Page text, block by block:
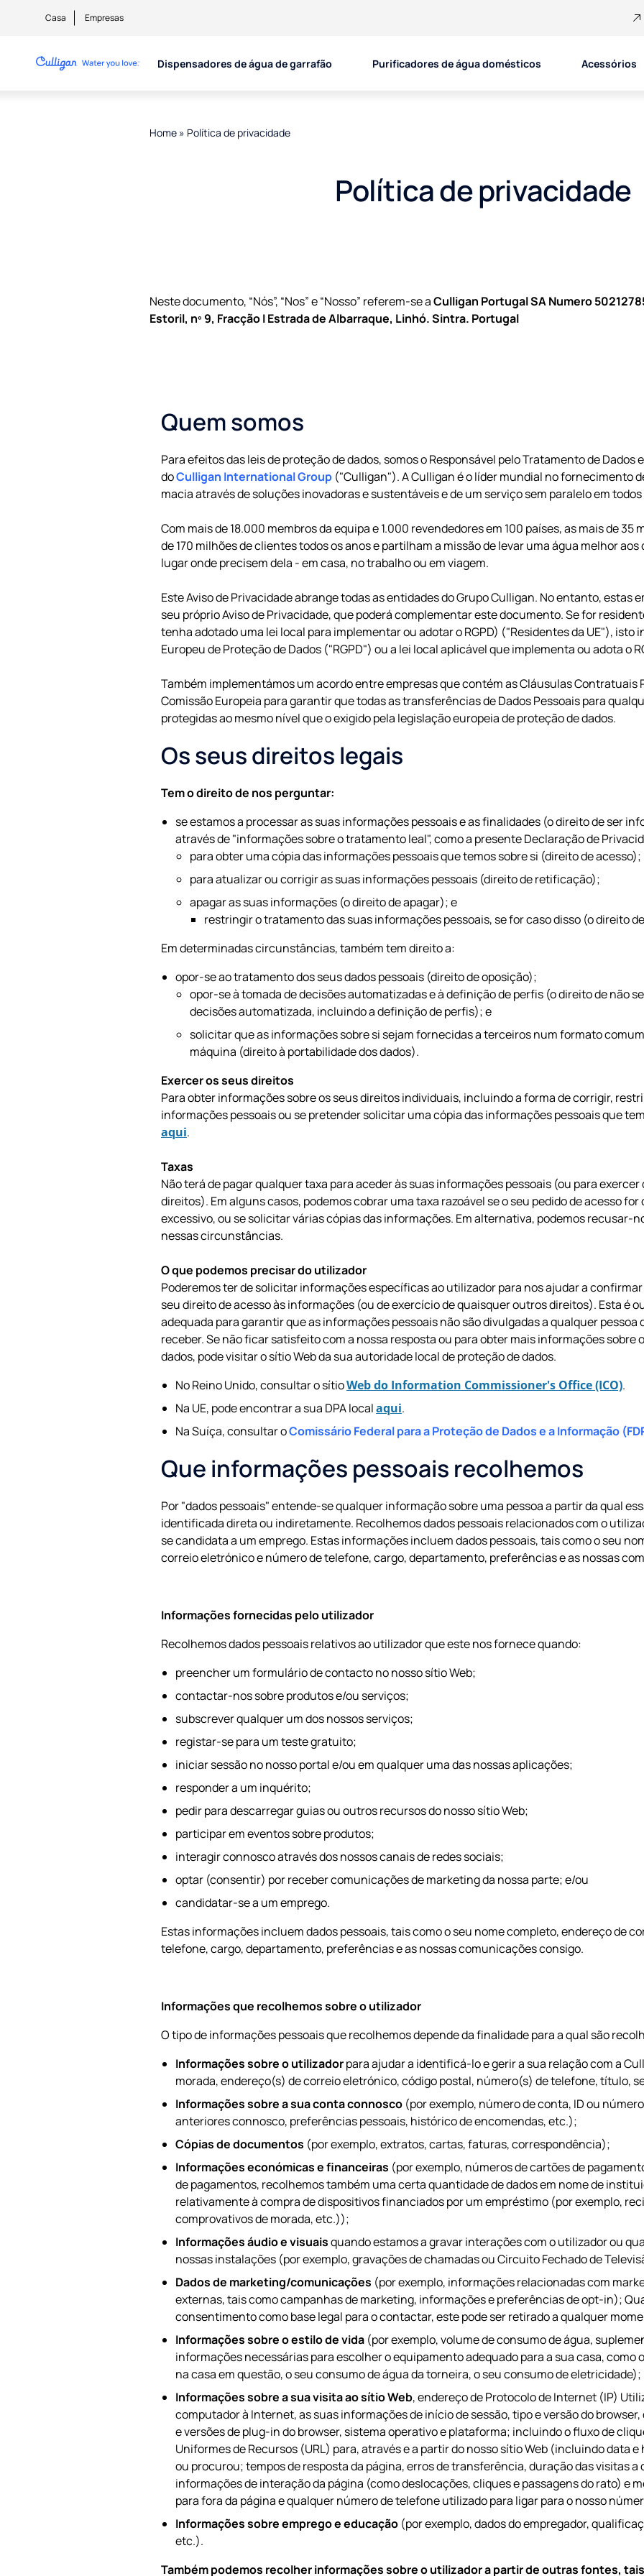
Casa Empresas
Dispensadores de água de garrafão Purificadores de água domésticos Acessórios
Home » Política de privacidade
Política de privacidade
Neste documento, “Nós”, “Nos” e “Nosso” referem-se aCulligan Portugal SA Numero
Estoril, nº 9, Fracção I Estrada de Albarraque, Linhó. Sintra. Portugal
Quem somos
Para efeitos das leis de proteção de dados, somos o Responsável pelo Tratamento de Dados
doCulligan International Group ("Culligan"). A Culligan é o líder mundial no fornecimento
macia através de soluções inovadoras e sustentáveis e de um serviço sem paralelo em
Com mais de 18.000 membros da equipa e 1.000 revendedores em 100 países, as mais de 35
de 170 milhões de clientes todos os anos e partilham a missão de levar uma água melhor
lugar onde precisem dela - em casa, no trabalho ou em viagem.
Este Aviso de Privacidade abrange todas as entidades do Grupo Culligan. No entanto, estas
seu próprio Aviso de Privacidade, que poderá complementar este documento. Se for
tenha adotado uma lei local para implementar ou adotar o RGPD) ("Residentes da UE"), isto
Europeu de Proteção de Dados ("RGPD") ou a lei local aplicável que implementa ou adota o
Também implementámos um acordo entre empresas que contém as Cláusulas Contratuais
Comissão Europeia para garantir que todas as transferências de Dados Pessoais para
protegidas ao mesmo nível que o exigido pela legislação europeia de proteção de dados.
Os seus direitos legais
Tem o direito de nos perguntar:
se estamos a processar as suas informações pessoais e as finalidades (o direito de ser
através de "informações sobre o tratamento leal", como a presente Declaração de
para obter uma cópia das informações pessoais que temos sobre si (direito de acesso);
para atualizar ou corrigir as suas informações pessoais (direito de retificação);
apagar as suas informações (o direito de apagar); e
restringir o tratamento das suas informações pessoais, se for caso disso (o direito
Em determinadas circunstâncias, também tem direito a:
opor-se ao tratamento dos seus dados pessoais (direito de oposição);
opor-se à tomada de decisões automatizadas e à definição de perfis (o direito de não
decisões automatizada, incluindo a definição de perfis); e
solicitar que as informações sobre si sejam fornecidas a terceiros num formato
máquina (direito à portabilidade dos dados).
Exercer os seus direitos
Para obter informações sobre os seus direitos individuais, incluindo a forma de corrigir,
informações pessoais ou se pretender solicitar uma cópia das informações pessoais que
aqui.
Taxas
Não terá de pagar qualquer taxa para aceder às suas informações pessoais (ou para
direitos). Em alguns casos, podemos cobrar uma taxa razoável se o seu pedido de acesso
excessivo, ou se solicitar várias cópias das informações. Em alternativa, podemos recusar-
nessas circunstâncias.
O que podemos precisar do utilizador
Poderemos ter de solicitar informações específicas ao utilizador para nos ajudar a
seu direito de acesso às informações (ou de exercício de quaisquer outros direitos). Esta é
adequada para garantir que as informações pessoais não são divulgadas a qualquer pessoa
receber. Se não ficar satisfeito com a nossa resposta ou para obter mais informações sobre
dados, pode visitar o sítio Web da sua autoridade local de proteção de dados.
No Reino Unido, consultar o sítioWeb do Information Commissioner's Office (ICO).
Na UE, pode encontrar a sua DPA localaqui.
Na Suíça, consultar oComissário Federal para a Proteção de Dados e a Informação
Que informações pessoais recolhemos
Por "dados pessoais" entende-se qualquer informação sobre uma pessoa a partir da qual
identificada direta ou indiretamente. Recolhemos dados pessoais relacionados com o
se candidata a um emprego. Estas informações incluem dados pessoais, tais como o seu
correio eletrónico e número de telefone, cargo, departamento, preferências e as nossas
Informações fornecidas pelo utilizador
Recolhemos dados pessoais relativos ao utilizador que este nos fornece quando:
preencher um formulário de contacto no nosso sítio Web;
contactar-nos sobre produtos e/ou serviços;
subscrever qualquer um dos nossos serviços;
registar-se para um teste gratuito;
iniciar sessão no nosso portal e/ou em qualquer uma das nossas aplicações;
responder a um inquérito;
pedir para descarregar guias ou outros recursos do nosso sítio Web;
participar em eventos sobre produtos;
interagir connosco através dos nossos canais de redes sociais;
optar (consentir) por receber comunicações de marketing da nossa parte; e/ou
candidatar-se a um emprego.
Estas informações incluem dados pessoais, tais como o seu nome completo, endereço de
telefone, cargo, departamento, preferências e as nossas comunicações consigo.
Informações que recolhemos sobre o utilizador
O tipo de informações pessoais que recolhemos depende da finalidade para a qual são
Informações sobre o utilizadorpara ajudar a identificá-lo e gerir a sua relação com a
morada, endereço(s) de correio eletrónico, código postal, número(s) de telefone, título,
Informações sobre a sua conta connosco (por exemplo, número de conta, ID ou
anteriores connosco, preferências pessoais, histórico de encomendas, etc.);
Cópias de documentos (por exemplo, extratos, cartas, faturas, correspondência);
Informações económicas e financeiras (por exemplo, números de cartões de
de pagamentos, recolhemos também uma certa quantidade de dados em nome de
relativamente à compra de dispositivos financiados por um empréstimo (por exemplo,
comprovativos de morada, etc.));
Informações áudio e visuaisquando estamos a gravar interações com o utilizador ou
nossas instalações (por exemplo, gravações de chamadas ou Circuito Fechado de
Dados de marketing/comunicações (por exemplo, informações relacionadas com
externas, tais como campanhas de marketing, informações e preferências de opt-in);
consentimento como base legal para o contactar, este pode ser retirado a qualquer
Informações sobre o estilo de vida (por exemplo, volume de consumo de água,
informações necessárias para escolher o equipamento adequado para a sua casa, como
na casa em questão, o seu consumo de água da torneira, o seu consumo de eletricidade);
Informações sobre a sua visita ao sítio Web, endereço de Protocolo de Internet (IP)
computador à Internet, as suas informações de início de sessão, tipo e versão do
e versões de plug-in do browser, sistema operativo e plataforma; incluindo o fluxo de
Uniformes de Recursos (URL) para, através e a partir do nosso sítio Web (incluindo data
ou procurou; tempos de resposta da página, erros de transferência, duração das visitas a
informações de interação da página (como deslocações, cliques e passagens do rato) e
para fora da página e qualquer número de telefone utilizado para ligar para o nosso
Informações sobre emprego e educação (por exemplo, dados do empregador,
etc.).
Também podemos recolher informações sobre o utilizador a partir de outras fontes,